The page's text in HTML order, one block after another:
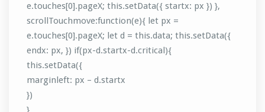
e.touches[0].pageX; this.setData({ startx: px }) },
scrollTouchmove:function(e){ let px =
e.touches[0].pageX; let d = this.data; this.setData({
endx: px, }) if(px-d.startx-d.critical){
this.setData({
marginleft: px – d.startx
})
}